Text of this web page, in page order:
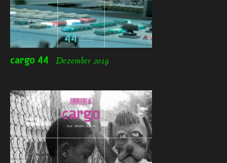
cargo 44 Dezember 2019